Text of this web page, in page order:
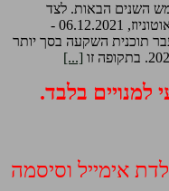
השנים הבאות. לצד
השקעות גבוהות, קיצוץ בהוצאות קבועות. אוטוניוז, 06.12.2021 -
תוכנית השקעה בסך יותר
[...]
למנויים בלבד.
אימייל וסיסמה